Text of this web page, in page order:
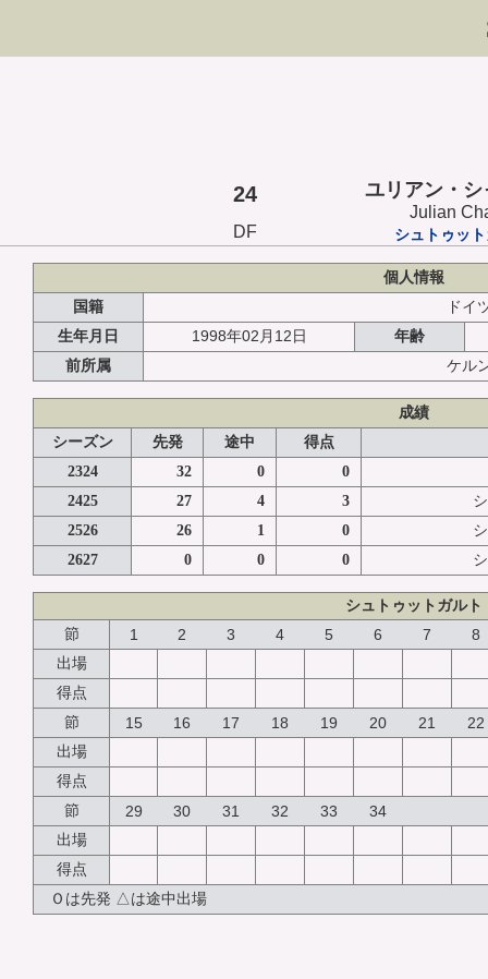
24 ユリアン・シ
Julian
DF
シュトゥッ
個人情報
国籍
ドイ
生年月日
1998年02月12日
年齢
前所属
ケル
成績
シーズン
先発 途中
得点
2324
32 0
0
2425
27 4 3
2526
26 1 0
2627
0 0 0
シュトゥットガルト
節
1 2 3 4 5 6 7 8
出場
得点
節
15 16 17 18 19 20 21 22
出場
得点
節
29 30 31 32 33 34
出場
得点
Ｏは先発 △は途中出場